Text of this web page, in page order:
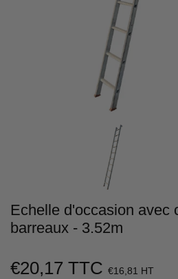
Echelle d'occasion avec
barreaux - 3.52m
€20,17 TTC €16,81 HT